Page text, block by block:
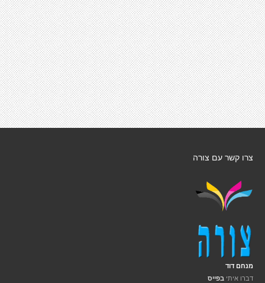
צרו קשר עם צורה
מנחם דוד
דברו איתי בפייס